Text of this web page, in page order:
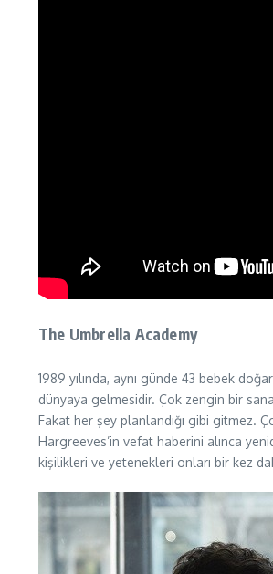
The Umbrella Academy
1989 yılında, aynı günde 43 bebek
dünyaya gelmesidir. Çok zengin bir
Fakat her şey planlandığı gibi gitmez.
Hargreeves’in vefat haberini alınca
kişilikleri ve yetenekleri onları bir kez